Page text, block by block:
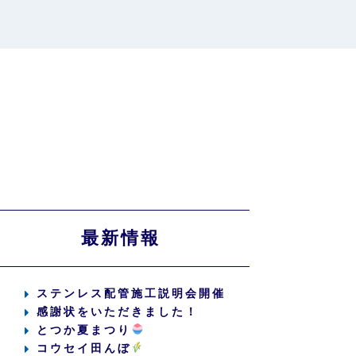
最新情報
ステンレス配管施工説明会開催
感謝状をいただきました！
とつか夏まつり
コウセイ田んぼ